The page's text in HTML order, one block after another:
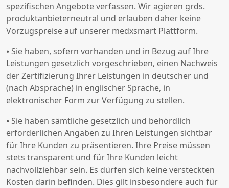
spezifischen Angebote verfassen. Wir agieren grds.
produktanbieterneutral und erlauben daher keine
Vorzugspreise auf unserer medxsmart Plattform.
⦁ Sie haben, sofern vorhanden und in Bezug auf Ihre
Leistungen gesetzlich vorgeschrieben, einen Nachweis
der Zertifizierung Ihrer Leistungen in deutscher und
(nach Absprache) in englischer Sprache, in
elektronischer Form zur Verfügung zu stellen.
⦁ Sie haben sämtliche gesetzlich und behördlich
erforderlichen Angaben zu Ihren Leistungen sichtbar
für Ihre Kunden zu präsentieren. Ihre Preise müssen
stets transparent und für Ihre Kunden leicht
nachvollziehbar sein. Es dürfen sich keine versteckten
Kosten darin befinden. Dies gilt insbesondere auch für